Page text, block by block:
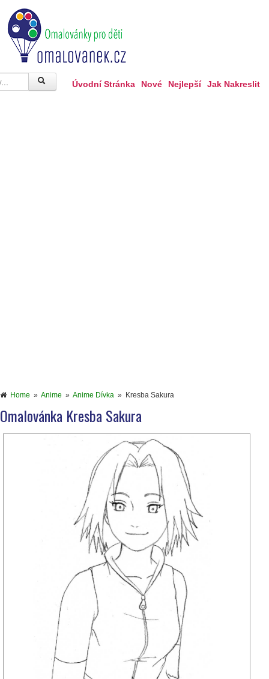
Úvodní Stránka Nové Nejlepší Jak Nakreslit
Home » Anime » Anime Dívka » Kresba Sakura
Omalovánka Kresba Sakura